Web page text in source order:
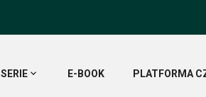
SERIE E-BOOK PLATFORMA